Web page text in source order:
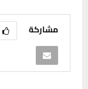
مشاركة